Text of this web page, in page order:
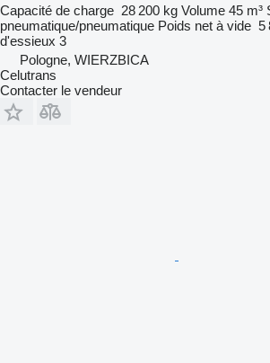
Capacité de charge 28 200 kg Volume 45 m³
pneumatique/pneumatique Poids net à vide 5
d'essieux 3
Pologne, WIERZBICA
Celutrans
Contacter le vendeur